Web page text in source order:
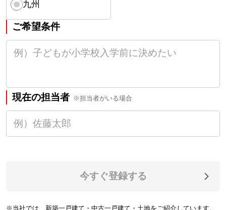
九州
ご希望条件
現在の担当者 ※担当者がいる場合
今すぐ登録する
※当社では、新築一戸建て・中古一戸建て・土地をご紹介しています。